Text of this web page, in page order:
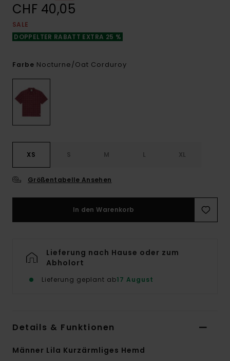
CHF 40,05
SALE
DOPPELTER RABATT EXTRA 25 %
Farbe Nocturne/oat Corduroy
XS S M L XL
Größentabelle Ansehen
In den Warenkorb
Lieferung nach Hause oder zum
Abholort
Lieferung geplant ab17 August
Details & Funktionen
Männer Lila Kurzärmliges Hemd